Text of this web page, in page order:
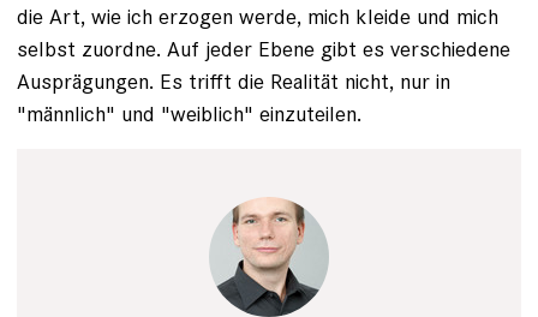
die Art, wie ich erzogen werde, mich kleide und mich
selbst zuordne. Auf jeder Ebene gibt es verschiedene
Ausprägungen. Es trifft die Realität nicht, nur in
"männlich" und "weiblich" einzuteilen.